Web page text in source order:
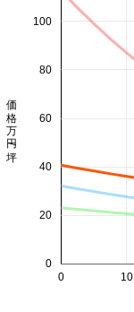
0 10
0
20
40
60
80
100
価格 万円/坪